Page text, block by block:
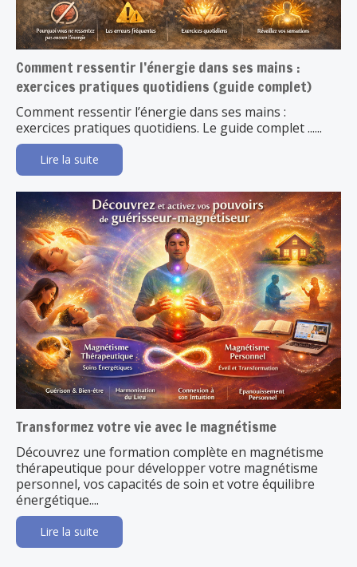
Comment ressentir l’énergie dans ses mains :
exercices pratiques quotidiens (guide complet)
Comment ressentir l’énergie dans ses mains :
exercices pratiques quotidiens. Le guide complet ......
Lire la suite
Transformez votre vie avec le magnétisme
Découvrez une formation complète en magnétisme
thérapeutique pour développer votre magnétisme
personnel, vos capacités de soin et votre équilibre
énergétique....
Lire la suite